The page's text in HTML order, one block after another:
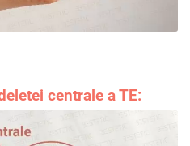
etei centrale a TE: